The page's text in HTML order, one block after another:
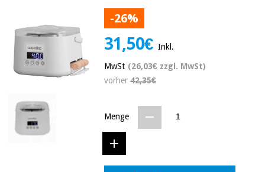
Angebote
Fisaude
chinesische
medizin
Klinische
möbel
Therapeutische
schränke
Nachricht
Traditionelle
chinesische
Klinische
möbel
-26%
31,50€ Inkl.
MwSt (26,03€ zzgl. MwSt)
vorher42,35€
Menge